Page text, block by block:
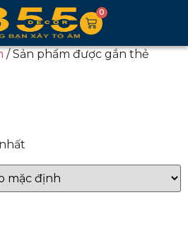
0
/ Sản phẩm được gắn thẻ